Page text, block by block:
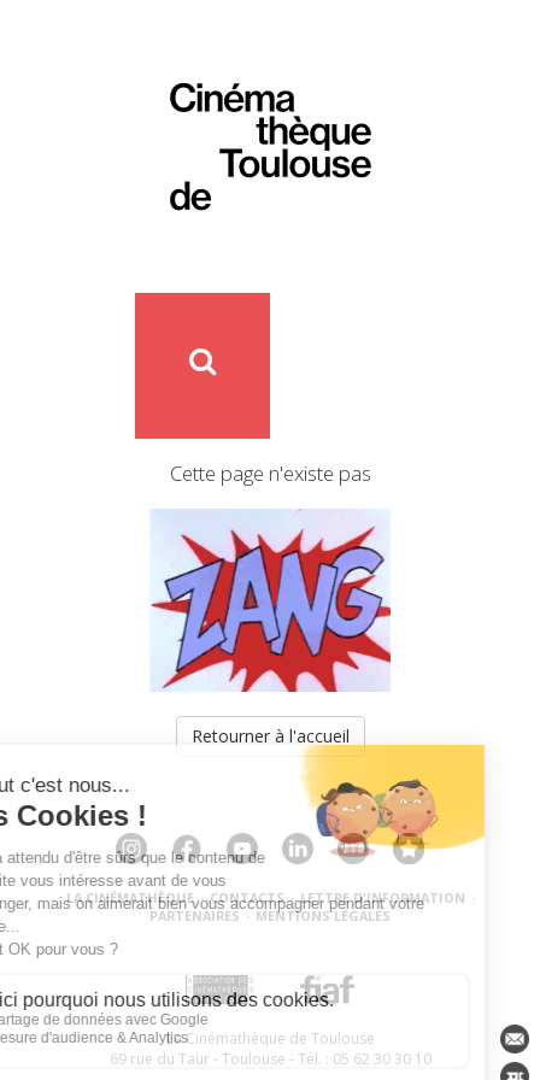
Cette page n'existe pas
Retourner à l'accueil
LA CINÉMATHÈQUE · CONTACTS · LETTRE D'INFORMATION ·
PARTENAIRES · MENTIONS LÉGALES
La Cinémathèque de Toulouse
69 rue du Taur - Toulouse - Tél. : 05 62 30 30 10